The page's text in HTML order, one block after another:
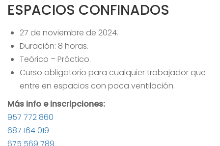
ESPACIOS CONFINADOS
27 de noviembre de 2024.
Duración: 8 horas.
Teórico – Práctico.
Curso obligatorio para cualquier trabajador que
entre en espacios con poca ventilación.
Más info e inscripciones:
957 772 860
687 164 019